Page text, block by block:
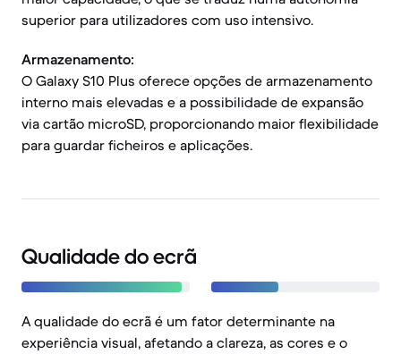
superior para utilizadores com uso intensivo.
Armazenamento:
O Galaxy S10 Plus oferece opções de armazenamento
interno mais elevadas e a possibilidade de expansão
via cartão microSD, proporcionando maior flexibilidade
para guardar ficheiros e aplicações.
Qualidade do ecrã
A qualidade do ecrã é um fator determinante na
experiência visual, afetando a clareza, as cores e o